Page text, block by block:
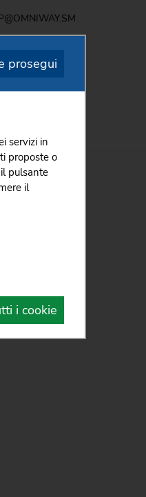
LA TITANCOOP
prosegui
servizi in
proposte o
pulsante
il
i cookie